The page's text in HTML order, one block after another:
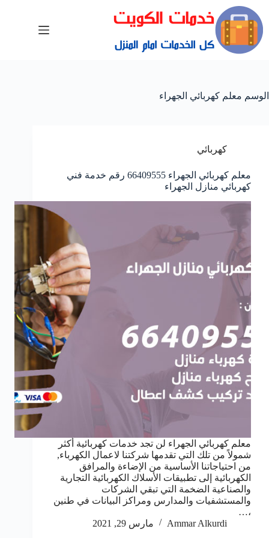
الوسم معلم كهربائي الجهراء
كهربائي
معلم كهربائي الجهراء 66409555 رقم خدمة فني
كهربائي منازل الجهراء
معلم كهربائي الجهراء لن تجد خدمات كهربائية أكثر
شمولاً من تلك التي تقدمها شركتنا لاعمال الكهرباء,
من احتياجاتنا الأساسية من الإضاءة والمرافق
الكهربائية إلى تطبيقات الأسلاك الكهربائية التجارية
والصناعية الضخمة التي تبقي الشركات
والمستشفيات والمدارس ومراكز البيانات في طنين
،…
Ammar Alkurdi
مارس 29, 2021